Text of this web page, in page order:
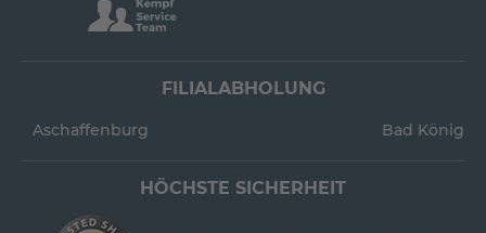
FILIALABHOLUNG
Aschaffenburg Bad König
HÖCHSTE SICHERHEIT